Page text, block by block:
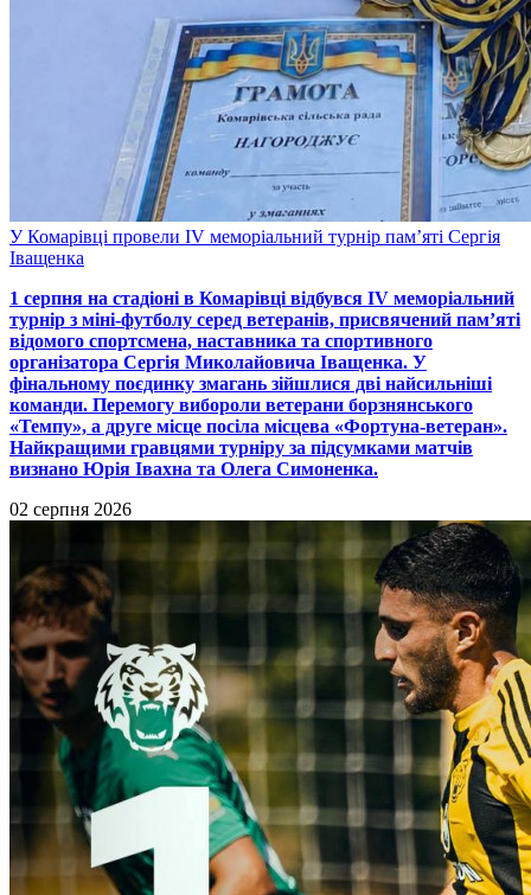
У Комарівці провели ІV меморіальний турнір пам’яті Сергія
Іващенка
1 серпня на стадіоні в Комарівці відбувся ІV меморіальний
турнір з міні-футболу серед ветеранів, присвячений пам’яті
відомого спортсмена, наставника та спортивного
організатора Сергія Миколайовича Іващенка. У
фінальному поєдинку змагань зійшлися дві найсильніші
команди. Перемогу вибороли ветерани борзнянського
«Темпу», а друге місце посiла місцева «Фортуна-ветеран».
Найкращими гравцями турніру за підсумками матчів
визнано Юрія Івахна та Олега Симоненка.
02 серпня 2026